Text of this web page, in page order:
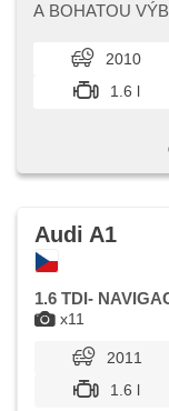
Lichtsensor,
Bluetooth, El.
Rücksitzbank,
A BOHATOU
2010
1.6 l
x11
Audi A1
1.6 TDI-
2011
1.6 l